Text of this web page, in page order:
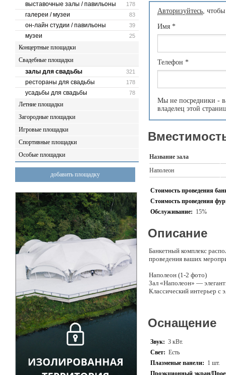
178
выставочные залы / павильоны
83
галереи / музеи
39
он-лайн студии / павильоны
25
музеи
Концертные площадки
Свадебные площадки
321
залы для свадьбы
178
рестораны для свадьбы
78
усадьбы для свадьбы
Летние площадки
Загородные площадки
Игровые площадки
Спортивные площадки
Особые площадки
добавить площадку
Авторизуйтесь,
Имя *
Телефон *
Мы не посредники -
владелец этой
Название зала
Наполеон
Стоимость проведения
Стоимость проведения
Обслуживание: 15%
Описание
Банкетный комплекс
проведения ваших
Наполеон (1-2 фото)
Зал «Наполеон» —
Классический интерьер с
переговоров,
находится в здании
фуршетов, дней
Play room (5-6 фото)
Play Room находится на
49 человек или фуршетов
Оснащение
Звук: 3 кВт.
Свет: Есть
Плазменые панели: 1 шт.
Проэкционный экран/